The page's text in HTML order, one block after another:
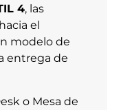
4, las
el
modelo de
entrega de
o Mesa de